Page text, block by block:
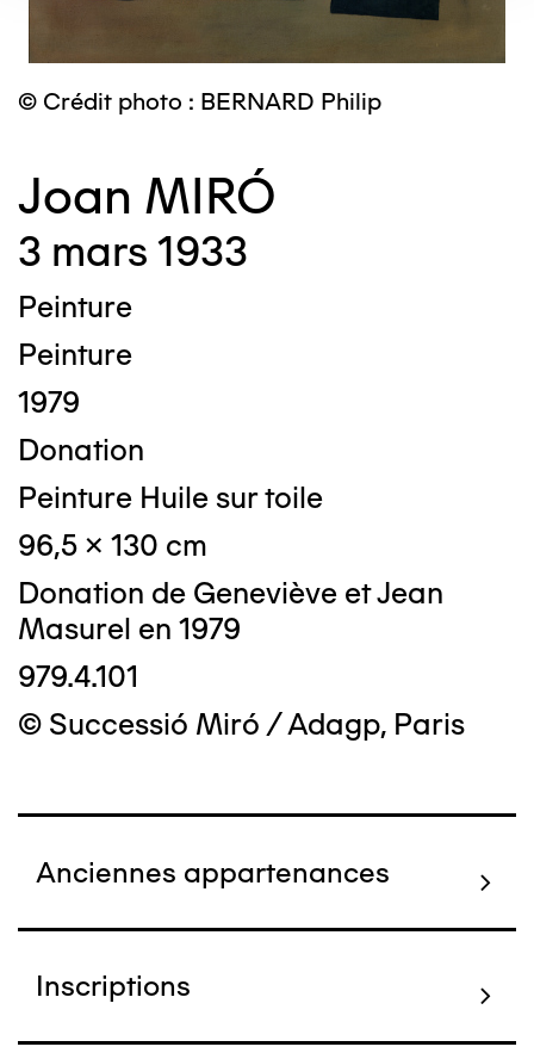
© Crédit photo : BERNARD Philip
Joan MIRÓ
3 mars 1933
Peinture
Peinture
1979
Donation
Peinture Huile sur toile
96,5 x 130 cm
Donation de Geneviève et Jean
Masurel en 1979
979.4.101
© Successió Miró / Adagp, Paris
Anciennes appartenances
Inscriptions